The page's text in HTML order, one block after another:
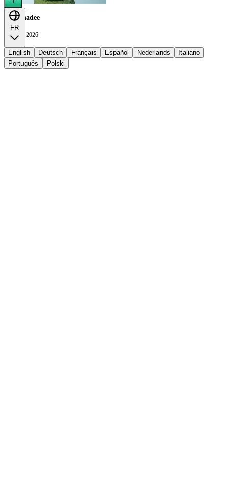
Rai Chadee
May 18, 2026
FR
English Deutsch Français Español Nederlands
Italiano
Português
Polski